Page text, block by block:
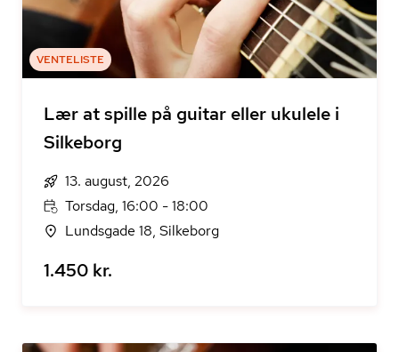
VENTELISTE
Lær at spille på guitar eller ukulele i
Silkeborg
13. august, 2026
Torsdag, 16:00 - 18:00
Lundsgade 18, Silkeborg
1.450 kr.